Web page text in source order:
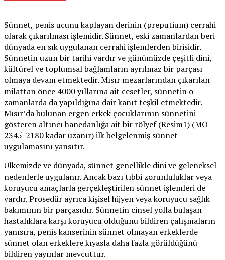
Sünnet, penis ucunu kaplayan derinin (preputium) cerrahi
olarak çıkarılması işlemidir. Sünnet, eski zamanlardan beri
dünyada en sık uygulanan cerrahi işlemlerden birisidir.
Sünnetin uzun bir tarihi vardır ve günümüzde çeşitli dini,
kültürel ve toplumsal bağlamların ayrılmaz bir parçası
olmaya devam etmektedir. Mısır mezarlarından çıkarılan
milattan önce 4000 yıllarına ait cesetler, sünnetin o
zamanlarda da yapıldığına dair kanıt teşkil etmektedir.
Mısır’da bulunan ergen erkek çocuklarının sünnetini
gösteren altıncı hanedanlığa ait bir rölyef (Resim1) (MÖ
2345-2180 kadar uzanır) ilk belgelenmiş sünnet
uygulamasını yansıtır.
Ülkemizde ve dünyada, sünnet genellikle dini ve geleneksel
nedenlerle uygulanır. Ancak bazı tıbbi zorunluluklar veya
koruyucu amaçlarla gerçekleştirilen sünnet işlemleri de
vardır. Prosedür ayrıca kişisel hijyen veya koruyucu sağlık
bakımının bir parçasıdır. Sünnetin cinsel yolla bulaşan
hastalıklara karşı koruyucu olduğunu bildiren çalışmaların
yanısıra, penis kanserinin sünnet olmayan erkeklerde
sünnet olan erkeklere kıyasla daha fazla görüldüğünü
bildiren yayınlar mevcuttur.